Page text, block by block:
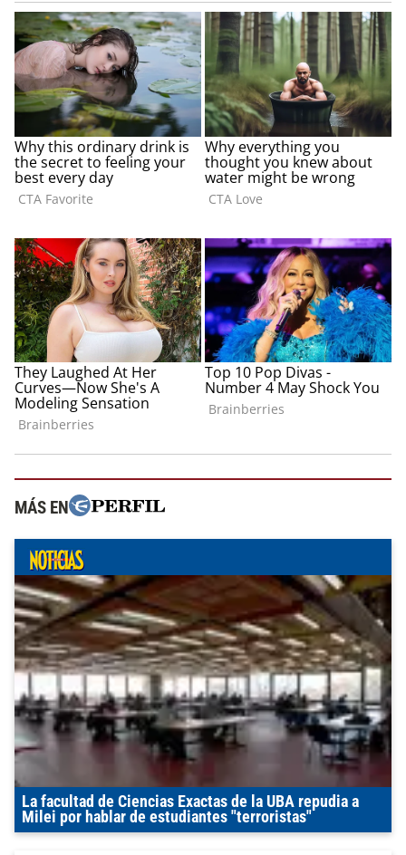
MÁS EN
La facultad de Ciencias Exactas de la UBA repudia a
Milei por hablar de estudiantes "terroristas"